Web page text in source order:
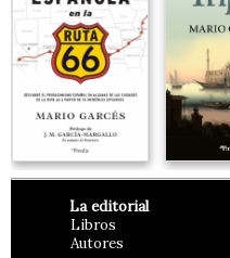
La editorial
Libros
Autores